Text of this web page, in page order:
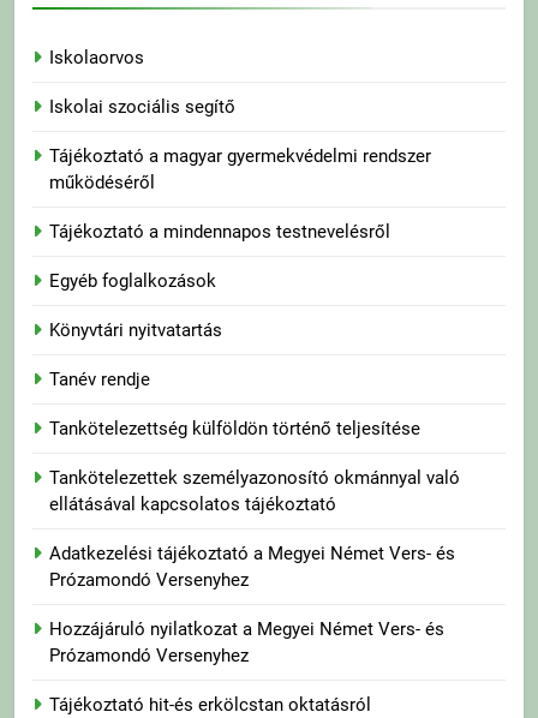
Iskolaorvos
Iskolai szociális segítő
Tájékoztató a magyar gyermekvédelmi rendszer
működéséről
Tájékoztató a mindennapos testnevelésről
Egyéb foglalkozások
Könyvtári nyitvatartás
Tanév rendje
Tankötelezettség külföldön történő teljesítése
Tankötelezettek személyazonosító okmánnyal való
ellátásával kapcsolatos tájékoztató
Adatkezelési tájékoztató a Megyei Német Vers- és
Prózamondó Versenyhez
Hozzájáruló nyilatkozat a Megyei Német Vers- és
Prózamondó Versenyhez
Tájékoztató hit-és erkölcstan oktatásról